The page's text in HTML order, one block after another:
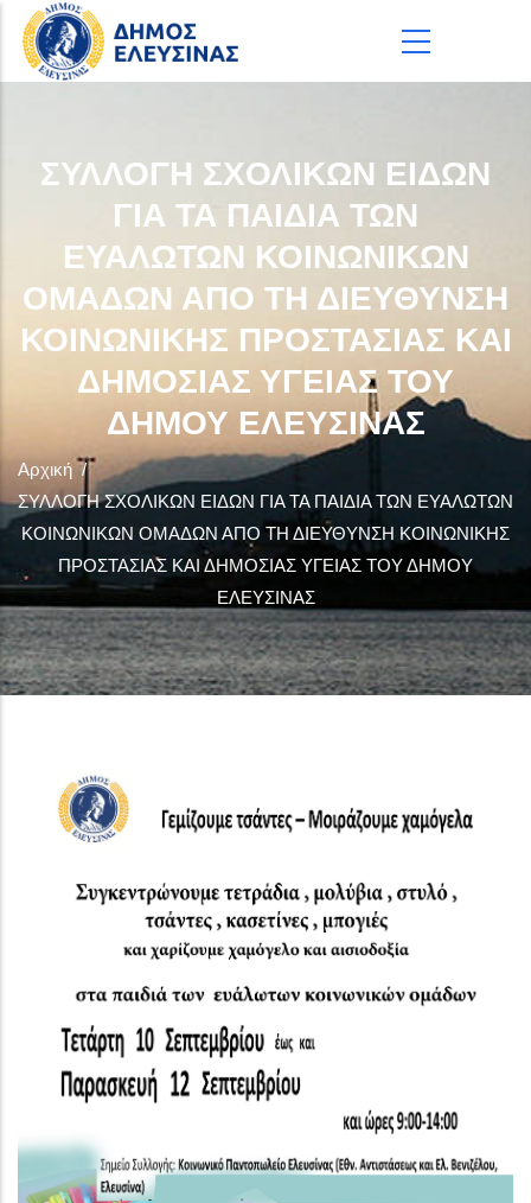
Παράκαμψη προς το κυρίως περιεχόμενο
ΣΥΛΛΟΓΗ ΣΧΟΛΙΚΩΝ ΕΙΔΩΝ
ΓΙΑ ΤΑ ΠΑΙΔΙΑ ΤΩΝ
ΕΥΑΛΩΤΩΝ ΚΟΙΝΩΝΙΚΩΝ
ΟΜΑΔΩΝ ΑΠΟ ΤΗ ΔΙΕΥΘΥΝΣΗ
ΚΟΙΝΩΝΙΚΗΣ ΠΡΟΣΤΑΣΙΑΣ ΚΑΙ
ΔΗΜΟΣΙΑΣ ΥΓΕΙΑΣ ΤΟΥ
ΔΗΜΟΥ ΕΛΕΥΣΙΝΑΣ
Αρχική /
ΣΥΛΛΟΓΗ ΣΧΟΛΙΚΩΝ ΕΙΔΩΝ ΓΙΑ ΤΑ ΠΑΙΔΙΑ ΤΩΝ ΕΥΑΛΩΤΩΝ
ΚΟΙΝΩΝΙΚΩΝ ΟΜΑΔΩΝ ΑΠΟ ΤΗ ΔΙΕΥΘΥΝΣΗ ΚΟΙΝΩΝΙΚΗΣ
ΠΡΟΣΤΑΣΙΑΣ ΚΑΙ ΔΗΜΟΣΙΑΣ ΥΓΕΙΑΣ ΤΟΥ ΔΗΜΟΥ
ΕΛΕΥΣΙΝΑΣ